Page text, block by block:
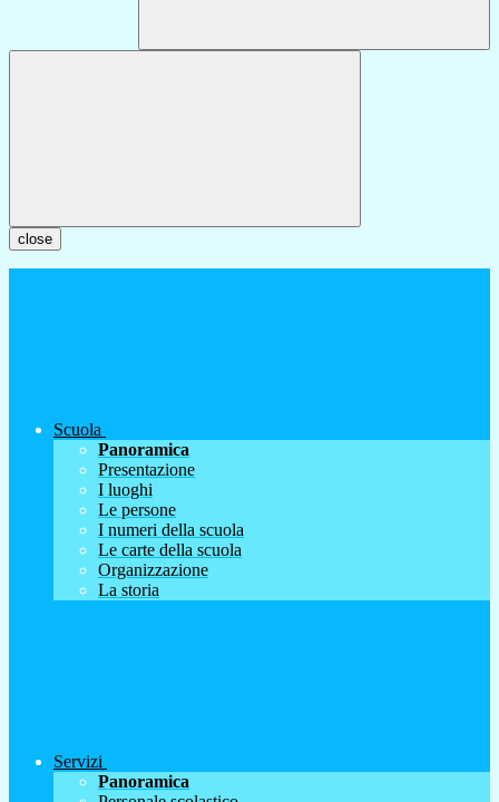
close
Scuola
Panoramica
Presentazione
I luoghi
Le persone
I numeri della scuola
Le carte della scuola
Organizzazione
La storia
Servizi
Panoramica